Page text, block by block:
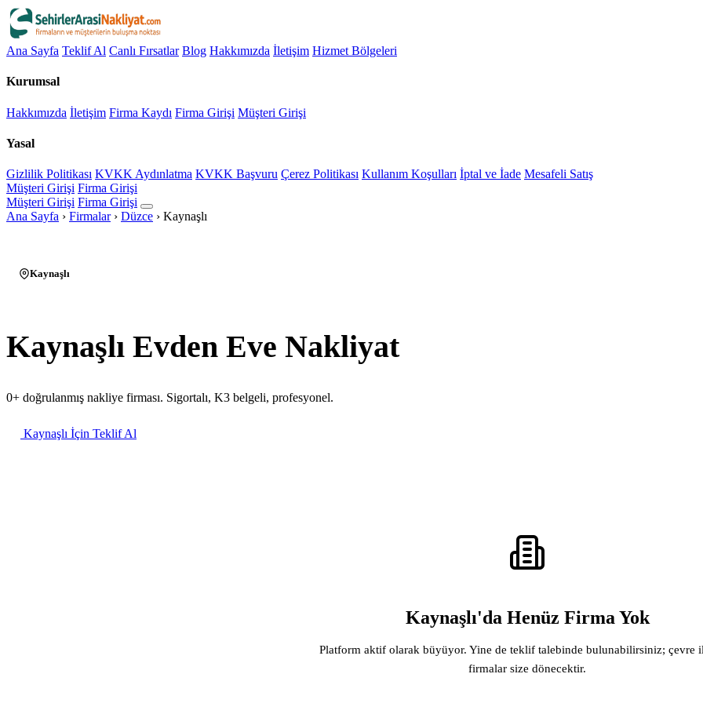
Ana Sayfa Teklif Al Canlı Fırsatlar Blog Hakkımızda İletişim Hizmet Bölgeleri
Kurumsal
Hakkımızda İletişim Firma Kaydı Firma Girişi Müşteri Girişi
Yasal
Gizlilik Politikası KVKK Aydınlatma KVKK Başvuru Çerez Politikası Kullanım Koşulları İptal ve İade Mesafeli Satış
Müşteri Girişi Firma Girişi
Müşteri Girişi Firma Girişi
Ana Sayfa › Firmalar › Düzce › Kaynaşlı
Kaynaşlı
Kaynaşlı Evden Eve Nakliyat
0+ doğrulanmış nakliye firması. Sigortalı, K3 belgeli, profesyonel.
Kaynaşlı İçin Teklif Al
Kaynaşlı'da Henüz Firma Yok
Platform aktif olarak büyüyor. Yine de teklif talebinde bulunabilirsiniz; çevre
firmalar size dönecektir.